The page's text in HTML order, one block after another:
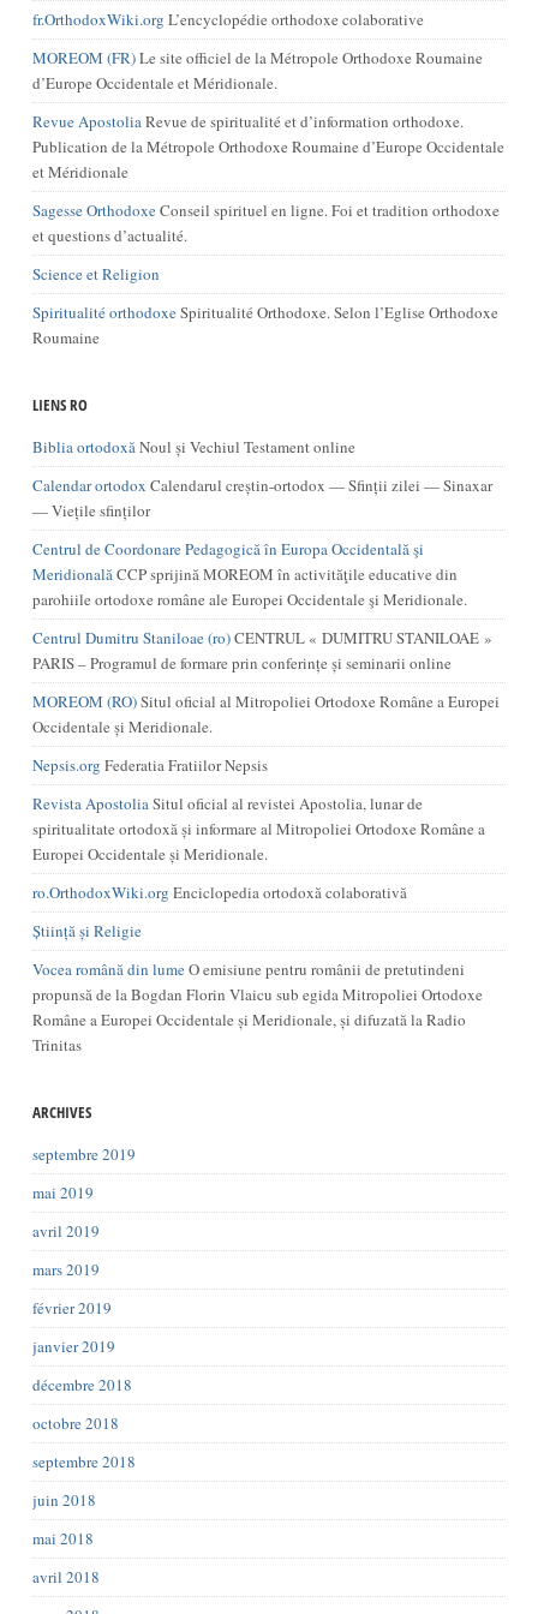
fr.OrthodoxWiki.org L’encyclopédie orthodoxe colaborative
MOREOM (FR)Le site officiel de la Métropole Orthodoxe Roumaine
d’Europe Occidentale et Méridionale.
Revue ApostoliaRevue de spiritualité et d’information orthodoxe.
Publication de la Métropole Orthodoxe Roumaine d’Europe Occidentale
et Méridionale
Sagesse OrthodoxeConseil spirituel en ligne. Foi et tradition orthodoxe
et questions d’actualité.
Science et Religion
Spiritualité orthodoxeSpiritualité Orthodoxe. Selon l’Eglise Orthodoxe
Roumaine
LIENS RO
Biblia ortodoxăNoul și Vechiul Testament online
Calendar ortodox Calendarul creștin-ortodox — Sfinții zilei — Sinaxar
— Viețile sfinților
Centrul de Coordonare Pedagogică în Europa Occidentală şi
MeridionalăCCP sprijină MOREOM în activităţile educative din
parohiile ortodoxe române ale Europei Occidentale şi Meridionale.
Centrul Dumitru Staniloae (ro)CENTRUL « DUMITRU STANILOAE »
PARIS – Programul de formare prin conferințe și seminarii online
MOREOM (RO)Situl oficial al Mitropoliei Ortodoxe Române a Europei
Occidentale și Meridionale.
Nepsis.org Federatia Fratiilor Nepsis
Revista ApostoliaSitul oficial al revistei Apostolia, lunar de
spiritualitate ortodoxă și informare al Mitropoliei Ortodoxe Române a
Europei Occidentale și Meridionale.
ro.OrthodoxWiki.org Enciclopedia ortodoxă colaborativă
Știință și Religie
Vocea română din lumeO emisiune pentru românii de pretutindeni
propunsă de la Bogdan Florin Vlaicu sub egida Mitropoliei Ortodoxe
Române a Europei Occidentale și Meridionale, și difuzată la Radio
Trinitas
ARCHIVES
septembre 2019
mai 2019
avril 2019
mars 2019
février 2019
janvier 2019
décembre 2018
octobre 2018
septembre 2018
juin 2018
mai 2018
avril 2018